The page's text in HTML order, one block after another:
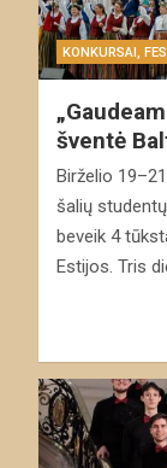
KONKURSAI,
šventė
Birželio
šalių
beveik 4
Estijos. Tris